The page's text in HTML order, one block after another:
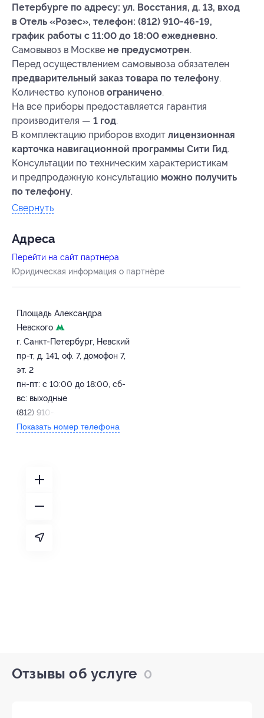
Петербурге по адресу: ул. Восстания, д. 13, вход
в Отель «Розес», телефон: (812) 910-46-19,
график работы с 11:00 до 18:00 ежедневно.
Самовывоз в Москве не предусмотрен.
Перед осуществлением самовывоза обязателен
предварительный заказ товара по телефону.
Количество купонов ограничено.
На все приборы предоставляется гарантия
производителя — 1 год.
В комплектацию приборов входит лицензионная
карточка навигационной программы Сити Гид.
Консультации по техническим характеристикам
и предпродажную консультацию можно получить
по телефону.
Свернуть
Адресa
Перейти на сайт партнера
Юридическая информация о партнёре
Площадь Александра
Невского
г. Санкт-Петербург, Невский
пр-т, д. 141, оф. 7, домофон 7,
эт. 2
пн-пт: с 10:00 до 18:00, сб-
вс: выходные
(812) 910-46-19
Показать номер телефона
Отзывы об услуге 0